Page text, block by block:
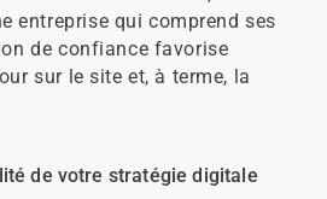
entreprise qui comprend ses
de confiance favorise
sur le site et, à terme, la
de votre stratégie digitale